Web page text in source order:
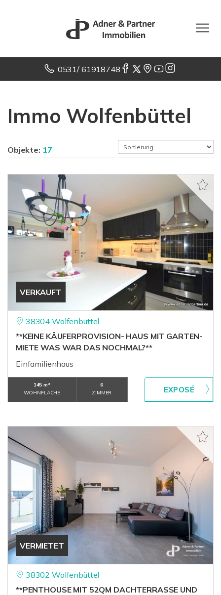
0531/ 61918748
Immo Wolfenbüttel
Objekte: 17
VERKAUFT
38304 Wolfenbüttel
**KEINE KÄUFERPROVISION- HAUS MIT GARTEN-
MIETE WAS WAR DAS NOCHMAL?**
Einfamilienhaus
145 m²
WOHNFLÄCHE
6
ZIMMER
VERMIETET
38302 Wolfenbüttel
**PENTHOUSE MIT 52QM DACHTERRASSE UND